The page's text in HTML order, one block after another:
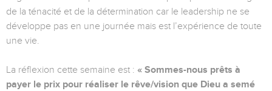
de la ténacité et de la détermination car le leadership ne se
développe pas en une journée mais est l’expérience de toute
une vie.
La réflexion cette semaine est : « Sommes-nous prêts à
payer le prix pour réaliser le rêve/vision que Dieu a semé